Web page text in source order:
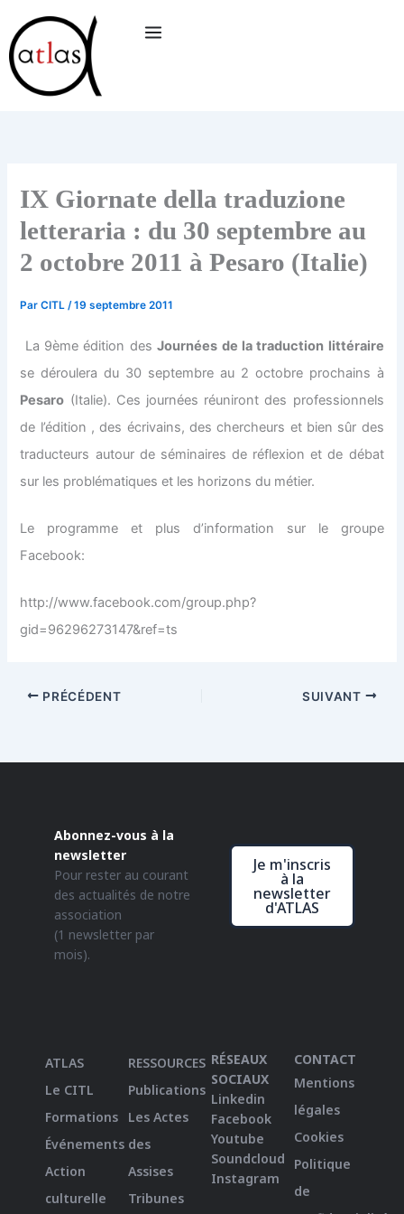
au
contenu
IX Giornate della traduzione
letteraria : du 30 septembre au
2 octobre 2011 à Pesaro (Italie)
ParCITL/19 septembre 2011
La 9ème édition desJournées de la traduction littéraire
se déroulera du 30 septembre au 2 octobre prochains à
Pesaro (Italie). Ces journées réuniront des professionnels
de l’édition , des écrivains, des chercheurs et bien sûr des
traducteurs autour de séminaires de réflexion et de débat
sur les problématiques et les horizons du métier.
Le programme et plus d’information sur le groupe
Facebook:
http://www.facebook.com/group.php?
gid=96296273147&ref=ts
PRÉCÉDENT SUIVANT
Abonnez-vous à la
newsletter
Pour rester au courant
des actualités de notre
association
(1 newsletter par
mois).
Je m'inscris
à la
newsletter
d'ATLAS
ATLAS
Le CITL
Formations
Événements
Action
culturelle
RESSOURCES
Publications
Les Actes
des
Assises
Tribunes
RÉSEAUX
SOCIAUX
Linkedin
Facebook
Youtube
Soundcloud
Instagram
CONTACT
Mentions
légales
Cookies
Politique
de